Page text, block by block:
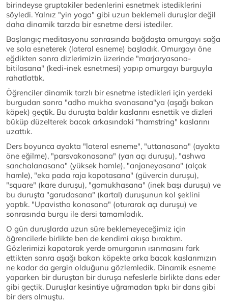
birindeyse gruptakiler bedenlerini esnetmek istediklerini
söyledi. Yalnız "yin yoga" gibi uzun beklemeli duruşlar değil
daha dinamik tarzda bir esnetme dersi istediler.
Başlangıç meditasyonu sonrasında bağdaşta omurgayı sağa
ve sola esneterek (lateral esneme) başladık. Omurgayı öne
eğdikten sonra dizlerimizin üzerinde "marjaryasana-
bitilasana" (kedi-inek esnetmesi) yapıp omurgayı burguyla
rahatlattık.
Öğrenciler dinamik tarzlı bir esnetme istedikleri için yerdeki
burgudan sonra "adho mukha svanasana"ya (aşağı bakan
köpek) geçtik. Bu duruşta baldır kaslarını esnettik ve dizleri
büküp düzelterek bacak arkasındaki "hamstring" kaslarını
uzattık.
Ders boyunca ayakta "lateral esneme", "uttanasana" (ayakta
öne eğilme), "parsvakonasana" (yan açı duruşu), "ashwa
sanchalanasana" (yüksek hamle), "anjaneyasana" (alçak
hamle), "eka pada raja kapotasana" (güvercin duruşu),
"square" (kare duruşu), "gomukhasana" (inek başı duruşu) ve
bu duruşta "garudasana" (kartal) duruşunun kol şeklini
yaptık. "Upavistha konasana" (oturarak açı duruşu) ve
sonrasında burgu ile dersi tamamladık.
O gün duruşlarda uzun süre beklemeyeceğimiz için
öğrencilerle birlikte ben de kendimi akışa bıraktım.
Gözlerimizi kapatarak yerde omurganın ısınmasını fark
ettikten sonra aşağı bakan köpekte arka bacak kaslarımızın
ne kadar da gergin olduğunu gözlemledik. Dinamik esneme
yaparken bir duruştan bir duruşa nefeslerle birlikte dans eder
gibi geçtik. Duruşlar kesintiye uğramadan tıpkı bir dans gibi
bir ders olmuştu.